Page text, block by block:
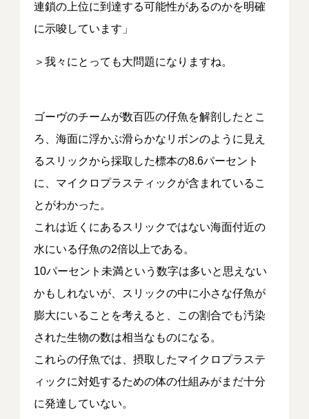
連鎖の上位に到達する可能性があるのかを明確
に示唆しています」
＞我々にとっても大問題になりますね。
ゴーヴのチームが数百匹の仔魚を解剖したとこ
ろ、海面に浮かぶ滑らかなリボンのように見え
るスリックから採取した標本の8.6パーセント
に、マイクロプラスティックが含まれているこ
とがわかった。
これは近くにあるスリックではない海面付近の
水にいる仔魚の2倍以上である。
10パーセント未満という数字は多いと思えない
かもしれないが、スリックの中に小さな仔魚が
膨大にいることを考えると、この割合でも汚染
された生物の数は相当なものになる。
これらの仔魚では、摂取したマイクロプラステ
ィックに対処するための体の仕組みがまだ十分
に発達していない。